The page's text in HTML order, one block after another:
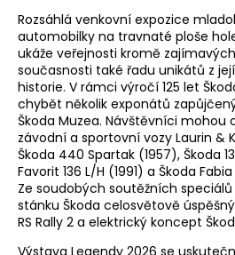
Rozsáhlá venkovní expozice
automobilky na travnaté ploše
ukáže veřejnosti kromě
současnosti také řadu unikátů z
historie. V rámci výročí 125 let
chybět několik exponátů
Škoda Muzea. Návštěvníci mohou
závodní a sportovní vozy Laurin &
Škoda 440 Spartak (1957), Škoda
Favorit 136 L/H (1991) a Škoda
Ze soudobých soutěžních
stánku Škoda celosvětově
RS Rally 2 a elektrický koncept
Výstava Legendy 2026 se